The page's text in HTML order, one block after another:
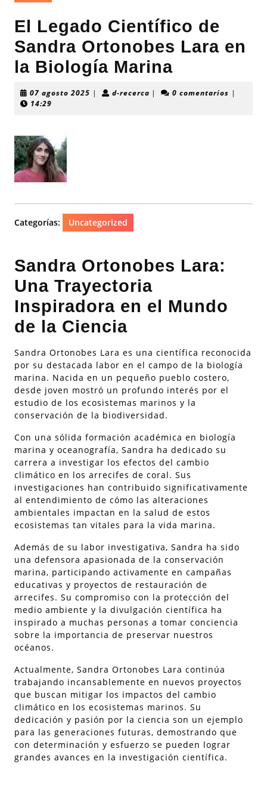
El Legado Científico de
Sandra Ortonobes Lara en
la Biología Marina
07 agosto 2025 07| d-recercad-| 0 comentarios |
14:29
Categorías: Uncategorized
Sandra Ortonobes Lara:
Una Trayectoria
Inspiradora en el Mundo
de la Ciencia
Sandra Ortonobes Lara es una científica reconocida
por su destacada labor en el campo de la biología
marina. Nacida en un pequeño pueblo costero,
desde joven mostró un profundo interés por el
estudio de los ecosistemas marinos y la
conservación de la biodiversidad.
Con una sólida formación académica en biología
marina y oceanografía, Sandra ha dedicado su
carrera a investigar los efectos del cambio
climático en los arrecifes de coral. Sus
investigaciones han contribuido significativamente
al entendimiento de cómo las alteraciones
ambientales impactan en la salud de estos
ecosistemas tan vitales para la vida marina.
Además de su labor investigativa, Sandra ha sido
una defensora apasionada de la conservación
marina, participando activamente en campañas
educativas y proyectos de restauración de
arrecifes. Su compromiso con la protección del
medio ambiente y la divulgación científica ha
inspirado a muchas personas a tomar conciencia
sobre la importancia de preservar nuestros
océanos.
Actualmente, Sandra Ortonobes Lara continúa
trabajando incansablemente en nuevos proyectos
que buscan mitigar los impactos del cambio
climático en los ecosistemas marinos. Su
dedicación y pasión por la ciencia son un ejemplo
para las generaciones futuras, demostrando que
con determinación y esfuerzo se pueden lograr
grandes avances en la investigación científica.